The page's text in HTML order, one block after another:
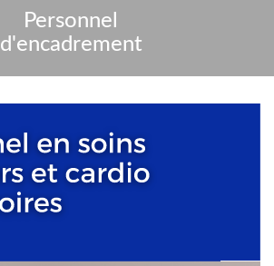
Personnel
d'encadrement